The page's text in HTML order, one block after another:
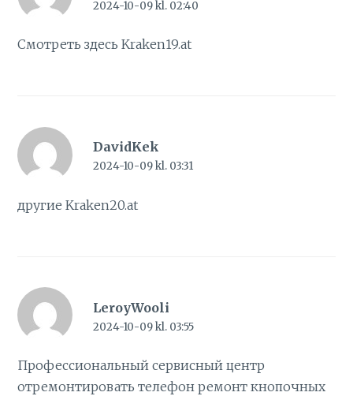
2024-10-09 kl. 02:40
Смотреть здесьKraken19.at
DavidKek
2024-10-09 kl. 03:31
другиеKraken20.at
LeroyWooli
2024-10-09 kl. 03:55
Профессиональный сервисный центр
отремонтировать телефонремонт кнопочных